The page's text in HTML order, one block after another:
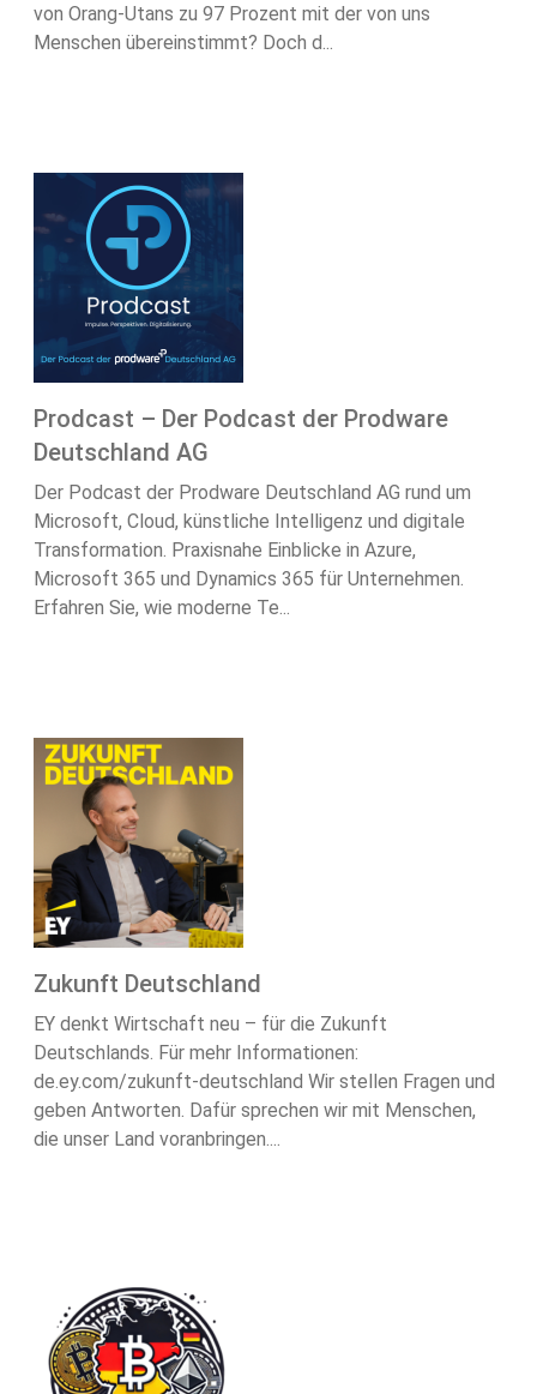
von Orang-Utans zu 97 Prozent mit der von uns
Menschen übereinstimmt? Doch d...
Prodcast – Der Podcast der Prodware
Deutschland AG
Der Podcast der Prodware Deutschland AG rund um
Microsoft, Cloud, künstliche Intelligenz und digitale
Transformation. Praxisnahe Einblicke in Azure,
Microsoft 365 und Dynamics 365 für Unternehmen.
Erfahren Sie, wie moderne Te...
Zukunft Deutschland
EY denkt Wirtschaft neu – für die Zukunft
Deutschlands. Für mehr Informationen:
de.ey.com/zukunft-deutschland Wir stellen Fragen und
geben Antworten. Dafür sprechen wir mit Menschen,
die unser Land voranbringen....